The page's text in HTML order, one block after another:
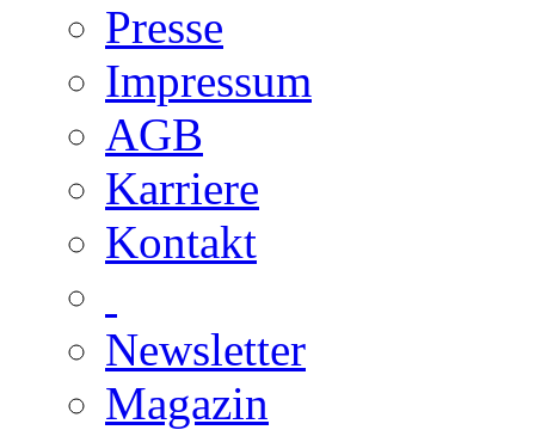
Presse
Impressum
AGB
Karriere
Kontakt
Newsletter
Magazin